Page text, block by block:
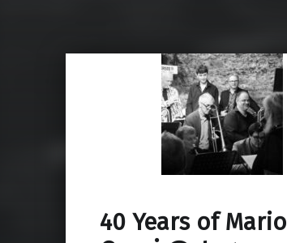
40 Years of Mario